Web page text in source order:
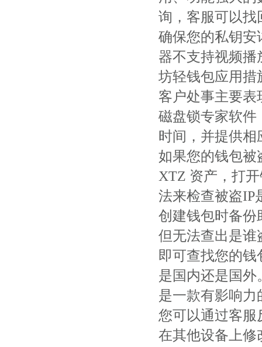
询，客服可以找
确保您的私钥安
器不支持视频播
坊轻钱包应用措
客户处事主要表
磁盘锁专家软件
时间，并提供相
如果您的钱包被
XTZ 资产，打
法来检查被盗IP
创建钱包时备份
但无法查出是谁
即可查找您的
是国内还是国外
是一款有影响力
您可以通过客服
在其他设备上修